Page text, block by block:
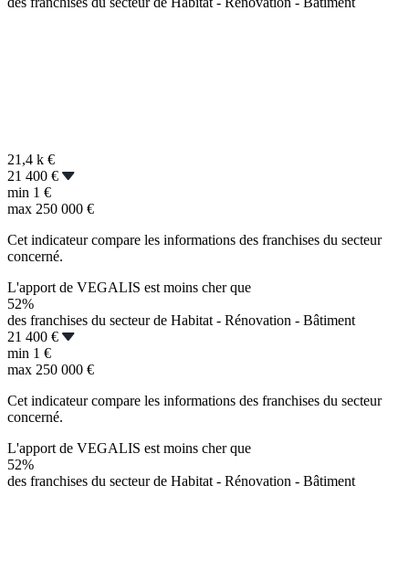
21,4 k €
21 400 €
min 1 €
max 250 000 €
Cet indicateur compare les informations des franchises du secteur
concerné.
L'apport de VEGALIS est moins cher que
52%
des franchises du secteur de Habitat - Rénovation - Bâtiment
21 400 €
min 1 €
max 250 000 €
Cet indicateur compare les informations des franchises du secteur
concerné.
L'apport de VEGALIS est moins cher que
52%
des franchises du secteur de Habitat - Rénovation - Bâtiment